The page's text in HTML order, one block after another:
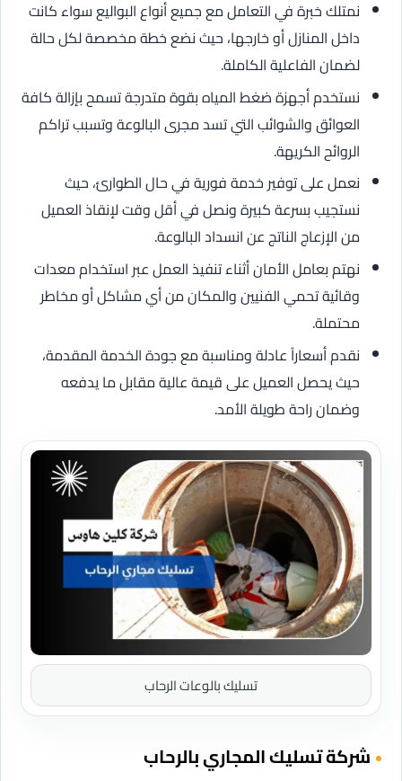
نمتلك خبرة في التعامل مع جميع أنواع البواليع سواء كانت
داخل المنازل أو خارجها، حيث نضع خطة مخصصة لكل حالة
لضمان الفاعلية الكاملة.
نستخدم أجهزة ضغط المياه بقوة متدرجة تسمح بإزالة كافة
العوائق والشوائب التي تسد مجرى البالوعة وتسبب تراكم
الروائح الكريهة.
نعمل على توفير خدمة فورية في حال الطوارئ، حيث
نستجيب بسرعة كبيرة ونصل في أقل وقت لإنقاذ العميل
من الإزعاج الناتج عن انسداد البالوعة.
نهتم بعامل الأمان أثناء تنفيذ العمل عبر استخدام معدات
وقائية تحمي الفنيين والمكان من أي مشاكل أو مخاطر
محتملة.
نقدم أسعاراً عادلة ومناسبة مع جودة الخدمة المقدمة،
حيث يحصل العميل على قيمة عالية مقابل ما يدفعه
وضمان راحة طويلة الأمد.
تسليك بالوعات الرحاب
شركة تسليك المجاري بالرحاب